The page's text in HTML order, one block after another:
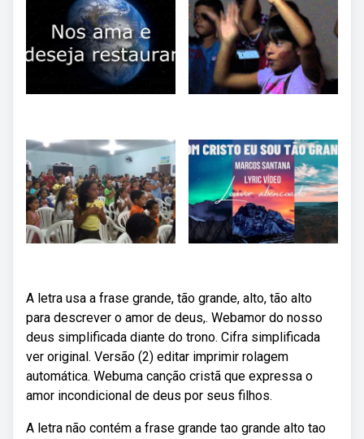
A letra usa a frase grande, tão grande, alto, tão alto
para descrever o amor de deus,. Webamor do nosso
deus simplificada diante do trono. Cifra simplificada
ver original. Versão (2) editar imprimir rolagem
automática. Webuma canção cristã que expressa o
amor incondicional de deus por seus filhos.
A letra não contém a frase grande tao grande alto tao